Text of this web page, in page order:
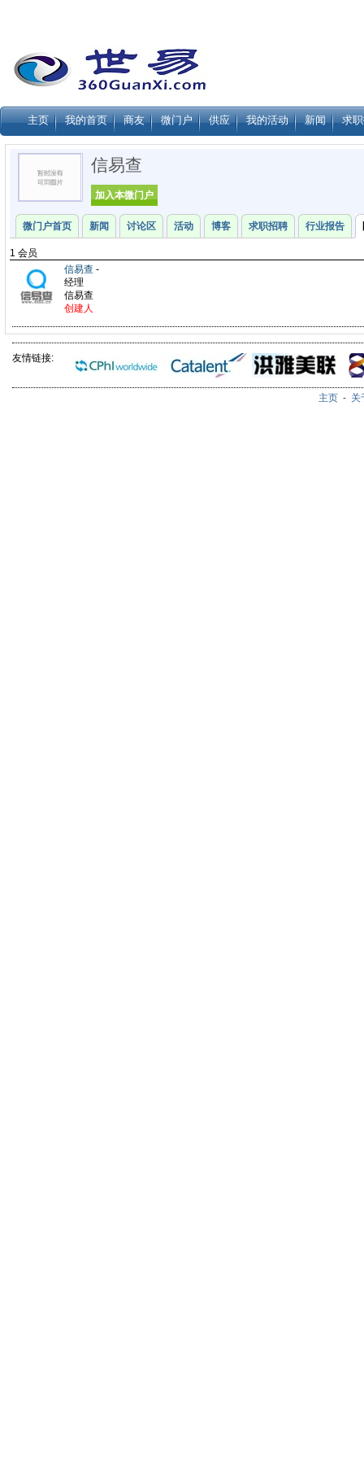
主页 我的首页 商友 微门户 供应 我的活动 新闻 求
信易查
加入本微门户
微门户首页 新闻 讨论区 活动 博客 求职招聘 行业报告
1 会员
信易查 -
经理
信易查
创建人
友情链接:
主页 - 关